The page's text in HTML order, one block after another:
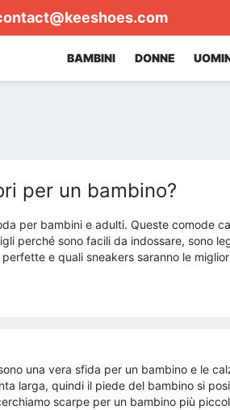
BAMBINI DONNE
per un bambino?
per bambini e adulti. Queste comode
perché sono facili da indossare, sono
e quali sneakers saranno le
una vera sfida per un bambino e le
larga, quindi il piede del bambino si
scarpe per un bambino più